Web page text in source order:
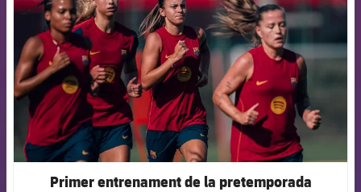
Primer entrenament de la pretemporada